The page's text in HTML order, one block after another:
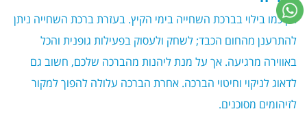
אין כמו בילוי בברכת השחייה בימי הקיץ. בעזרת ברכת השחייה ניתן
להתרענן מהחום הכבד; לשחק ולעסוק בפעילות גופנית והכל
באווירה מרגיעה. אך על מנת ליהנות מהברכה שלכם, חשוב גם
לדאוג לניקוי וחיטוי הברכה. אחרת הברכה עלולה להפוך למקור
לזיהומים מסוכנים.